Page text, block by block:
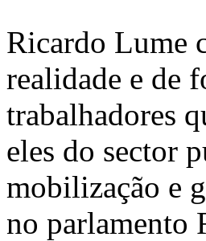
Ricardo Lume
realidade e de
trabalhadores
eles do sector
mobilização e
no parlamento